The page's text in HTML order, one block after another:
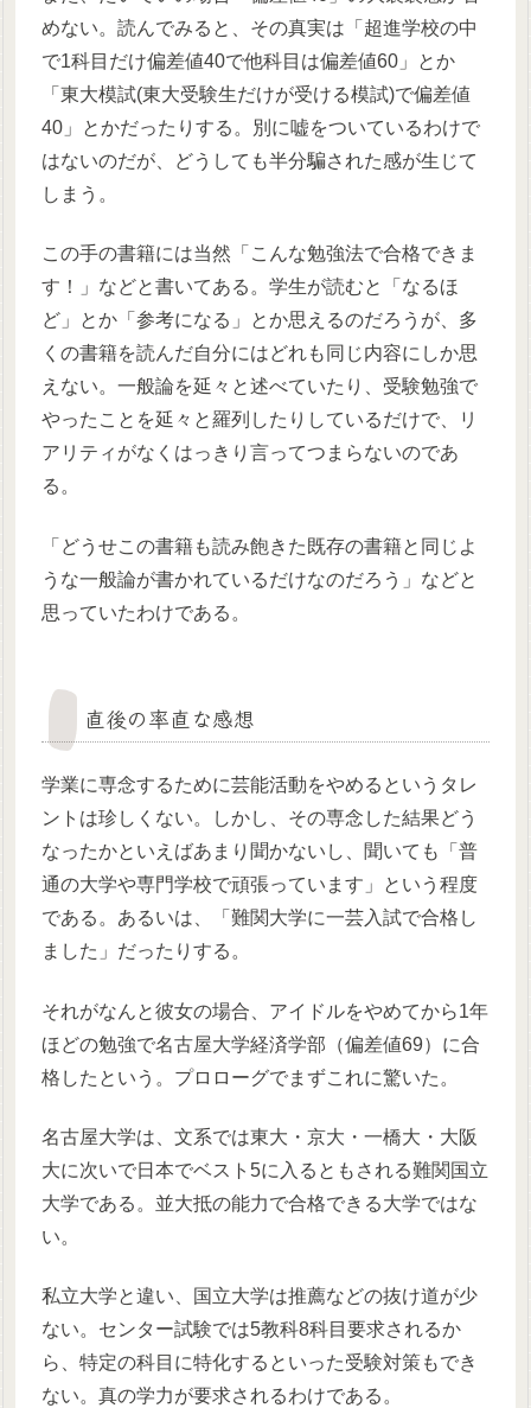
めない。読んでみると、その真実は「超進学校の中
で1科目だけ偏差値40で他科目は偏差値60」とか
「東大模試(東大受験生だけが受ける模試)で偏差値
40」とかだったりする。別に嘘をついているわけで
はないのだが、どうしても半分騙された感が生じて
しまう。
この手の書籍には当然「こんな勉強法で合格できま
す！」などと書いてある。学生が読むと「なるほ
ど」とか「参考になる」とか思えるのだろうが、多
くの書籍を読んだ自分にはどれも同じ内容にしか思
えない。一般論を延々と述べていたり、受験勉強で
やったことを延々と羅列したりしているだけで、リ
アリティがなくはっきり言ってつまらないのであ
る。
「どうせこの書籍も読み飽きた既存の書籍と同じよ
うな一般論が書かれているだけなのだろう」などと
思っていたわけである。
直後の率直な感想
学業に専念するために芸能活動をやめるというタレ
ントは珍しくない。しかし、その専念した結果どう
なったかといえばあまり聞かないし、聞いても「普
通の大学や専門学校で頑張っています」という程度
である。あるいは、「難関大学に一芸入試で合格し
ました」だったりする。
それがなんと彼女の場合、アイドルをやめてから1年
ほどの勉強で名古屋大学経済学部（偏差値69）に合
格したという。プロローグでまずこれに驚いた。
名古屋大学は、文系では東大・京大・一橋大・大阪
大に次いで日本でベスト5に入るともされる難関国立
大学である。並大抵の能力で合格できる大学ではな
い。
私立大学と違い、国立大学は推薦などの抜け道が少
ない。センター試験では5教科8科目要求されるか
ら、特定の科目に特化するといった受験対策もでき
ない。真の学力が要求されるわけである。